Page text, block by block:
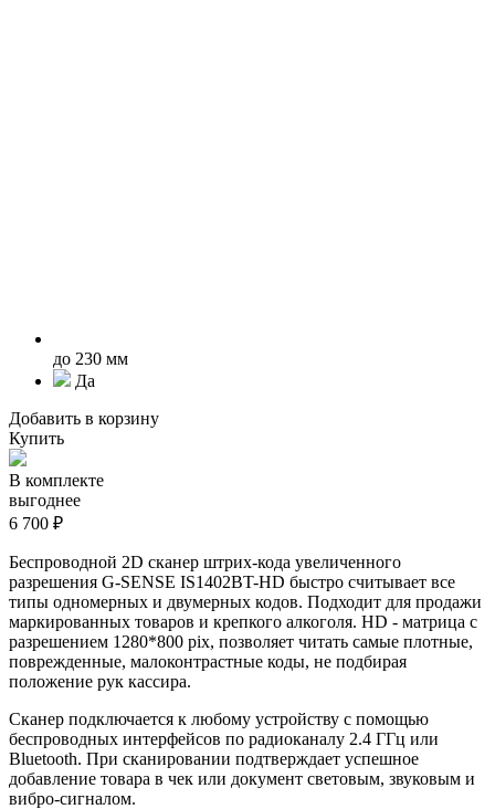
до 230 мм
Да
Добавить в корзину
Купить
В комплекте
выгоднее
6 700 ₽
Беспроводной 2D сканер штрих-кода увеличенного
разрешения G-SENSE IS1402BT-HD быстро считывает все
типы одномерных и двумерных кодов. Подходит для продажи
маркированных товаров и крепкого алкоголя. HD - матрица с
разрешением 1280*800 pix, позволяет читать самые плотные,
поврежденные, малоконтрастные коды, не подбирая
положение рук кассира.
Сканер подключается к любому устройству с помощью
беспроводных интерфейсов по радиоканалу 2.4 ГГц или
Bluetooth. При сканировании подтверждает успешное
добавление товара в чек или документ световым, звуковым и
вибро-сигналом.